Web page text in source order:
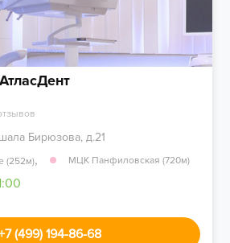
Бирюзова, д.21
(252м), МЦК Панфиловская (720м)
(499) 194-86-68